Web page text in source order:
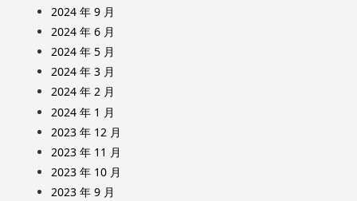
2024 年 9 月
2024 年 6 月
2024 年 5 月
2024 年 3 月
2024 年 2 月
2024 年 1 月
2023 年 12 月
2023 年 11 月
2023 年 10 月
2023 年 9 月